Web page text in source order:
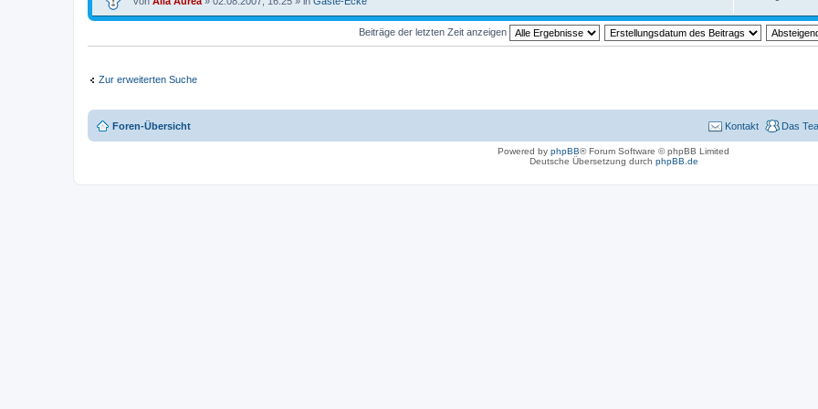
Beiträge der letzten Zeit anzeigen
Zur erweiterten Suche
Foren-Übersicht Das
Kontakt
Powered by phpBB® Forum Software © phpBB Limited
Deutsche Übersetzung durch phpBB.de